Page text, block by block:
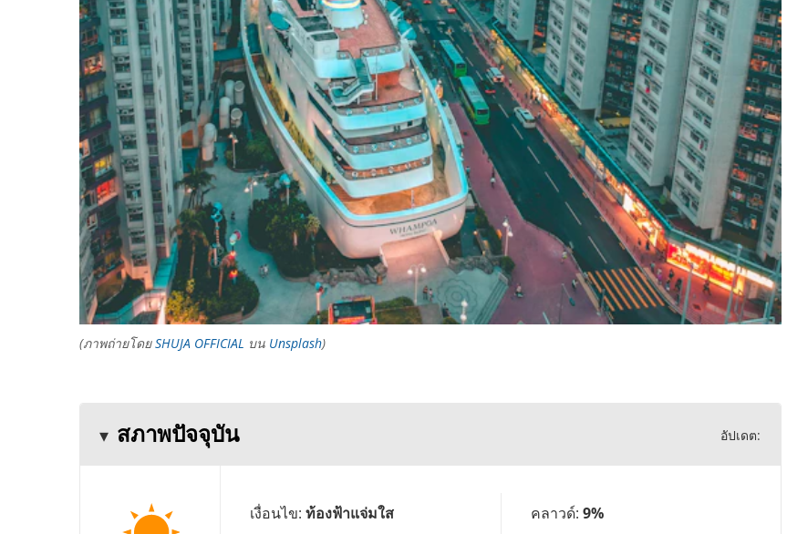
(ภาพถ่ายโดยSHUJA OFFICIAL บน Unsplash)
สภาพปัจจุบัน อัปเดต:
เงื่อนไข: ท้องฟ้าแจ่มใส
คลาวด์: 9%